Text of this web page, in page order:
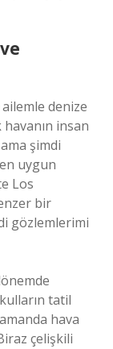
denize
insan
şimdi
uygun
Los
bir
gözlemlerimi
tatil
hava
çelişkili